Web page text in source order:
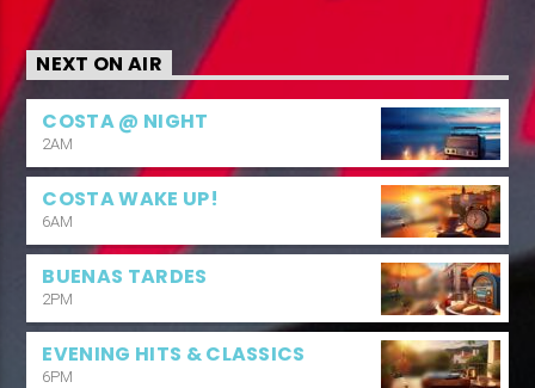
NEXT ON AIR
COSTA @ NIGHT
2AM
COSTA WAKE UP!
6AM
BUENAS TARDES
2PM
EVENING HITS & CLASSICS
6PM